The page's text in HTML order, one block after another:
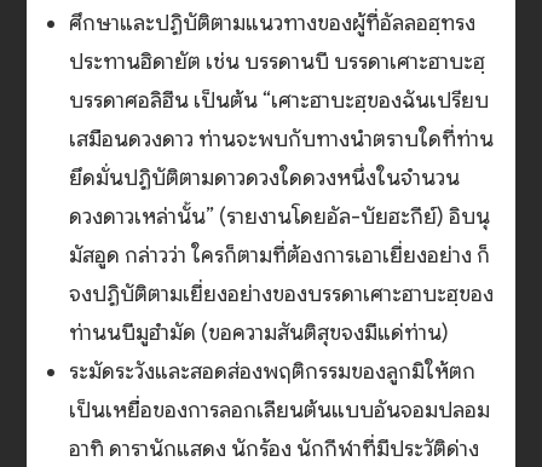
ศึกษาและปฏิบัติตามแนวทางของผู้ที่อัลลอฮฺทรง
ประทานฮิดายัต เช่น บรรดานบี บรรดาเศาะฮาบะฮฺ
บรรดาศอลิฮีน เป็นต้น “เศาะฮาบะฮฺของฉันเปรียบ
เสมือนดวงดาว ท่านจะพบกับทางนำตราบใดที่ท่าน
ยึดมั่นปฏิบัติตามดาวดวงใดดวงหนึ่งในจำนวน
ดวงดาวเหล่านั้น” (รายงานโดยอัล-บัยฮะกีย์) อิบนุ
มัสอูด กล่าวว่า ใครก็ตามที่ต้องการเอาเยี่ยงอย่าง ก็
จงปฏิบัติตามเยี่ยงอย่างของบรรดาเศาะฮาบะฮฺของ
ท่านนบีมูฮำมัด (ขอความสันติสุขจงมีแด่ท่าน)
ระมัดระวังและสอดส่องพฤติกรรมของลูกมิให้ตก
เป็นเหยื่อของการลอกเลียนต้นแบบอันจอมปลอม
อาทิ ดารานักแสดง นักร้อง นักกีฬาที่มีประวัติด่าง